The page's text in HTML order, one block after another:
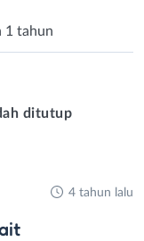
1 tahun
ditutup
4 tahun lalu